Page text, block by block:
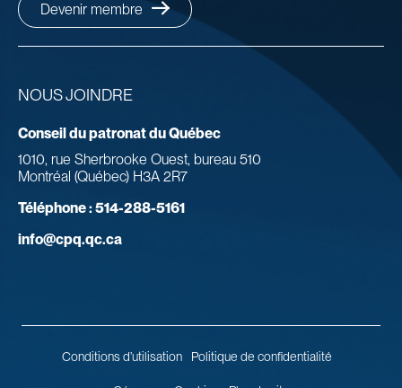
NOUS JOINDRE
Conseil du patronat du Québec
1010, rue Sherbrooke Ouest, bureau 510
Montréal (Québec) H3A 2R7
Téléphone :514-288-5161
info@cpq.qc.ca
Devenir membre
Conditions d’utilisation Politique de confidentialité